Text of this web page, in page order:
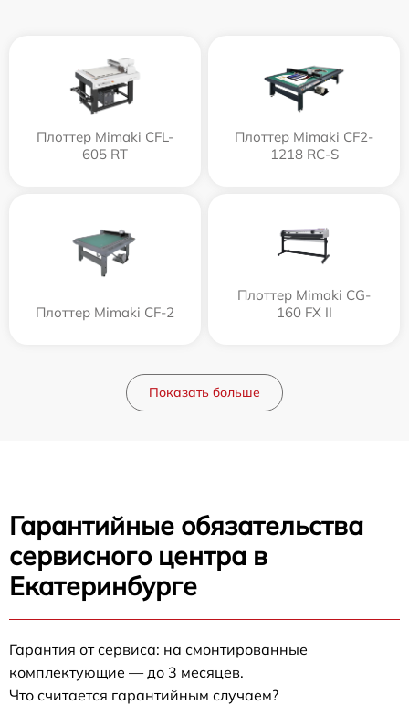
Плоттер Mimaki CFL-
605 RT
Плоттер Mimaki CF2-
1218 RC-S
Плоттер Mimaki CF-2
Плоттер Mimaki CG-
160 FX II
Показать больше
Гарантийные обязательства
сервисного центра в
Екатеринбурге
Гарантия от сервиса: на смонтированные
комплектующие — до 3 месяцев.
Что считается гарантийным случаем?